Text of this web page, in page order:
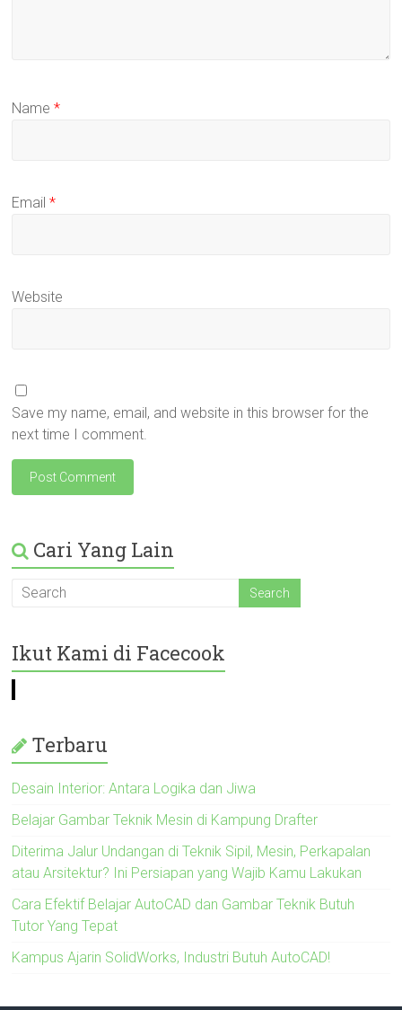
Name*
Email*
Website
Save my name, email, and website in this browser for the
next time I comment.
Cari Yang Lain
Ikut Kami di Facecook
Terbaru
Desain Interior: Antara Logika dan Jiwa
Belajar Gambar Teknik Mesin di Kampung Drafter
Diterima Jalur Undangan di Teknik Sipil, Mesin, Perkapalan
atau Arsitektur? Ini Persiapan yang Wajib Kamu Lakukan
Cara Efektif Belajar AutoCAD dan Gambar Teknik Butuh
Tutor Yang Tepat
Kampus Ajarin SolidWorks, Industri Butuh AutoCAD!